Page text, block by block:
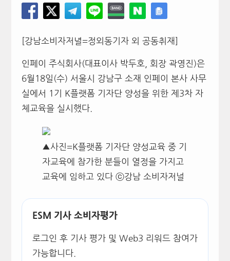
[강남소비자저녈=정외동기자 외 공동취재]
인페이 주식회사(대표이사 박두호, 회장 곽영진)은
6월18일(수) 서울시 강남구 소재 인페이 본사 사무
실에서 1기 K플랫폼 기자단 양성을 위한 제3차 자
체교육을 실시했다.
▲사진=K플랫폼 기자단 양성교육 중 기
자교육에 참가한 분들이 열정을 가지고
교육에 임하고 있다 ⓒ강남 소비자저널
ESM 기사 소비자평가
로그인 후 기사 평가 및 Web3 리워드 참여가
가능합니다.